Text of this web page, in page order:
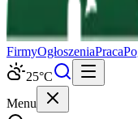
FirmyOgłoszeniaPraca
25°C
Menu